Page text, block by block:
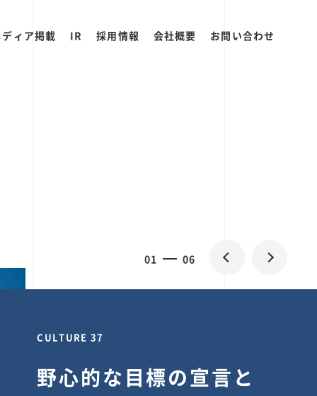
ィア掲載 IR 採用情報 会社概要 お問い合わせ
01 06
CULTURE 37
野心的な目標の宣言と